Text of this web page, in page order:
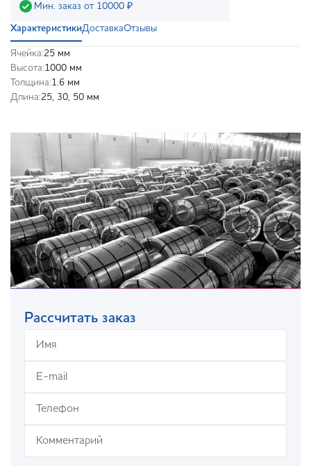
Мин. заказ от 10000 ₽
ХарактеристикиДоставкаОтзывы
Ячейка:25 мм
Высота:1000 мм
Толщина:1.6 мм
Длина:25, 30, 50 мм
Рассчитать заказ